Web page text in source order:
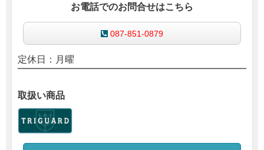
お電話でのお問合せはこちら
087-851-0879
定休日：月曜
取扱い商品